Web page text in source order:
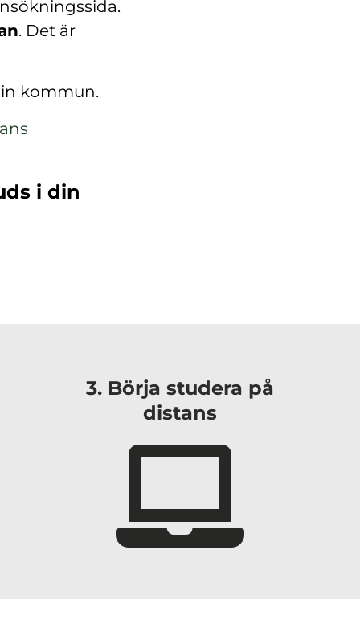
. Det är
kommun.
i din
3. Börja studera på
distans